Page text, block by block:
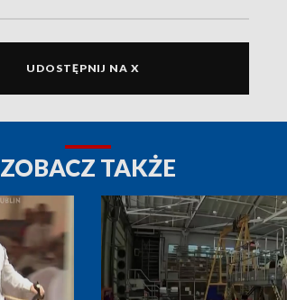
UDOSTĘPNIJ NA X
ZOBACZ TAKŻE